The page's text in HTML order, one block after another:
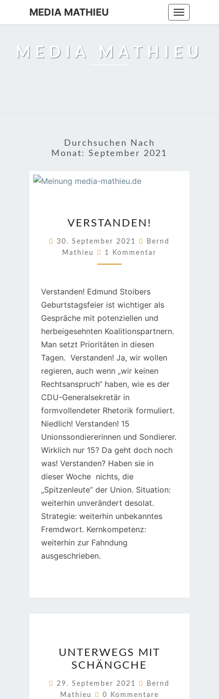
Toggle
navigation
MEDIA MATHIEU
MEDIA MATHIEU
Durchsuchen Nach
Monat:September 2021
VERSTANDEN!
30. September 2021
Bernd
Mathieu
Kommentare
1 Kommentar
Verstanden! Edmund Stoibers
Geburtstagsfeier ist wichtiger als
Gespräche mit potenziellen und
herbeigesehnten Koalitionspartnern.
Man setzt Prioritäten in diesen
Tagen. Verstanden! Ja, wir wollen
regieren, auch wenn „wir keinen
Rechtsanspruch“ haben, wie es der
CDU-Generalsekretär in
formvollendeter Rhetorik formuliert.
Niedlich! Verstanden! 15
Unionssondiererinnen und Sondierer.
Wirklich nur 15? Da geht doch noch
was! Verstanden? Haben sie in
dieser Woche nichts, die
„Spitzenleute“ der Union. Situation:
weiterhin unverändert desolat.
Strategie: weiterhin unbekanntes
Fremdwort. Kernkompetenz:
weiterhin zur Fahndung
ausgeschrieben.
MIT
SCHÄNGCHE
UNTERWEGS MIT
SCHÄNGCHE
29. September 2021
Bernd
Mathieu
Kommentare
0 Kommentare